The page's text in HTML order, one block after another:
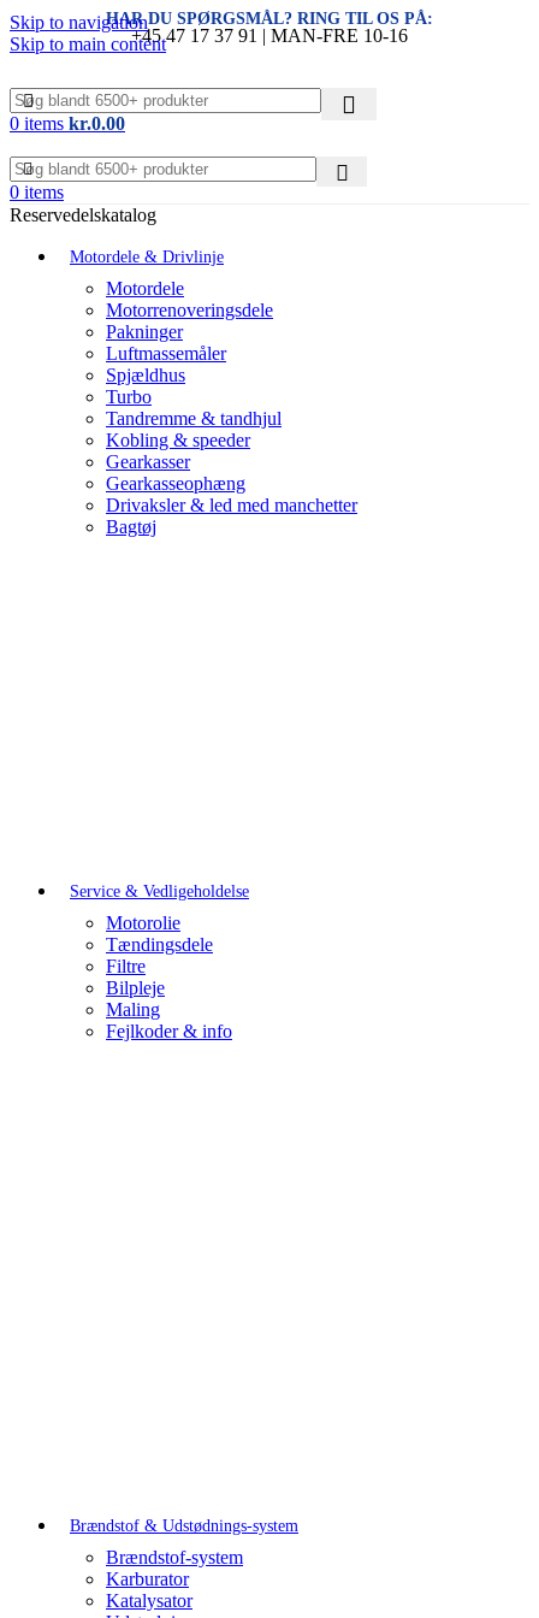
Skip to navigation
Skip to main content
HAR DU SPØRGSMÅL? RING TIL OS PÅ:
+45 47 17 37 91 | MAN-FRE 10-16
0 items kr.0.00
0 items
Reservedelskatalog
Motordele & Drivlinje
Motordele
Motorrenoveringsdele
Pakninger
Luftmassemåler
Spjældhus
Turbo
Tandremme & tandhjul
Kobling & speeder
Gearkasser
Gearkasseophæng
Drivaksler & led med manchetter
Bagtøj
Service & Vedligeholdelse
Motorolie
Tændingsdele
Filtre
Bilpleje
Maling
Fejlkoder & info
Brændstof & Udstødnings-system
Brændstof-system
Karburator
Katalysator